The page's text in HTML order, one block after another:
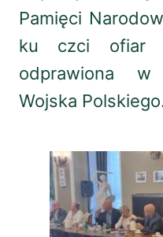
Pamięci
ku czci ofiar
odprawiona w
Wojska